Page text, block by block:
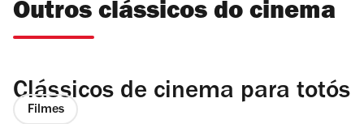
Outros clássicos do cinema
Clássicos de cinema para totós
Filmes